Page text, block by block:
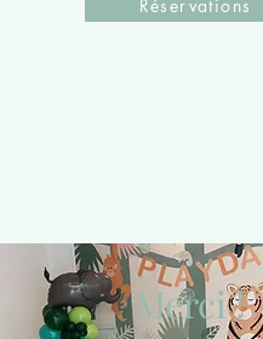
Réservations
Merci !